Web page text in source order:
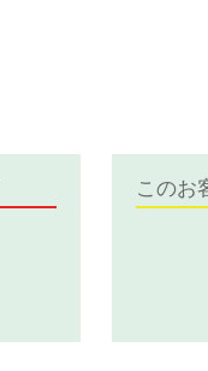
このお